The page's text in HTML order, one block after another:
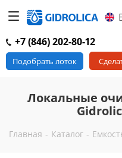
+7 (846) 202-80-12
Подобрать лоток
Локальные
Главная - Каталог -